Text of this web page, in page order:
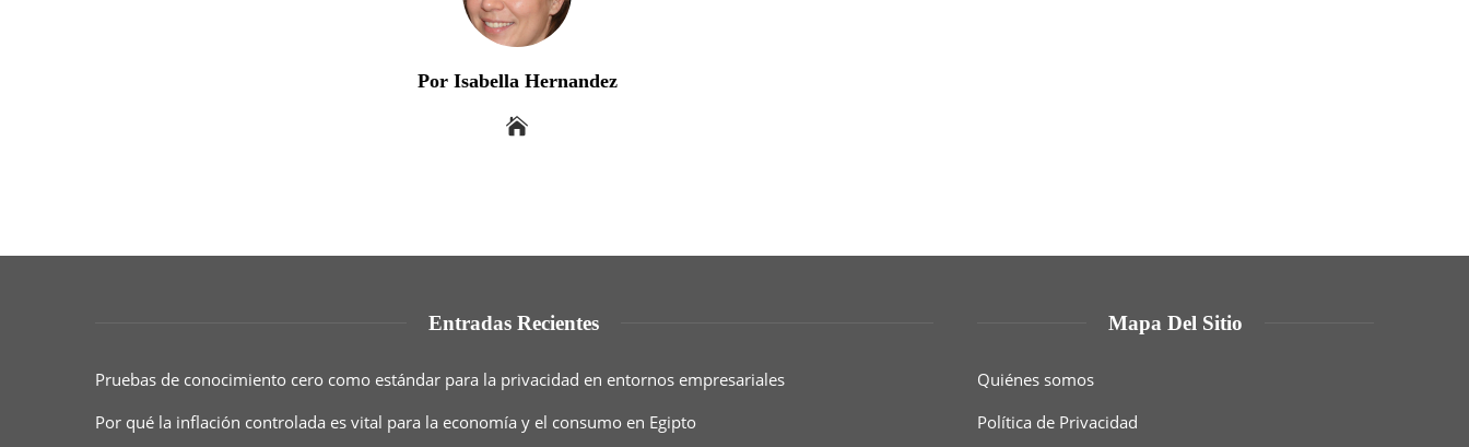
Por Isabella Hernandez
Entradas Recientes
Pruebas de conocimiento cero como estándar para la privacidad en entornos empresariales
Por qué la inflación controlada es vital para la economía y el consumo en Egipto
Mapa Del Sitio
Quiénes somos
Política de Privacidad